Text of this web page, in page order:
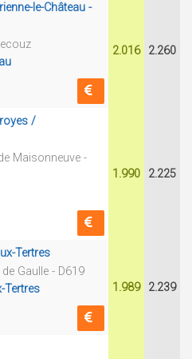
le-Château -
2.016 2.260
/
Maisonneuve -
1.990 2.225
Tertres
Gaulle - D619
Tertres 1.989 2.239